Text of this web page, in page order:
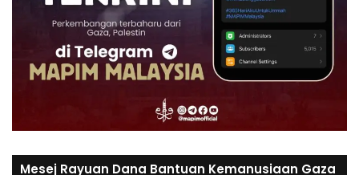
Mesej Rayuan Dana Bantuan Kemanusiaan Gaza